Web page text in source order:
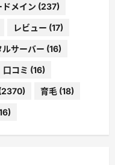
ドメイン (237)
レビュー (17)
ルサーバー (16)
口コミ (16)
育毛 (18)